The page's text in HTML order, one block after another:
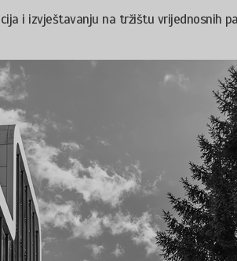
i izvještavanju na tržištu vrijednosnih